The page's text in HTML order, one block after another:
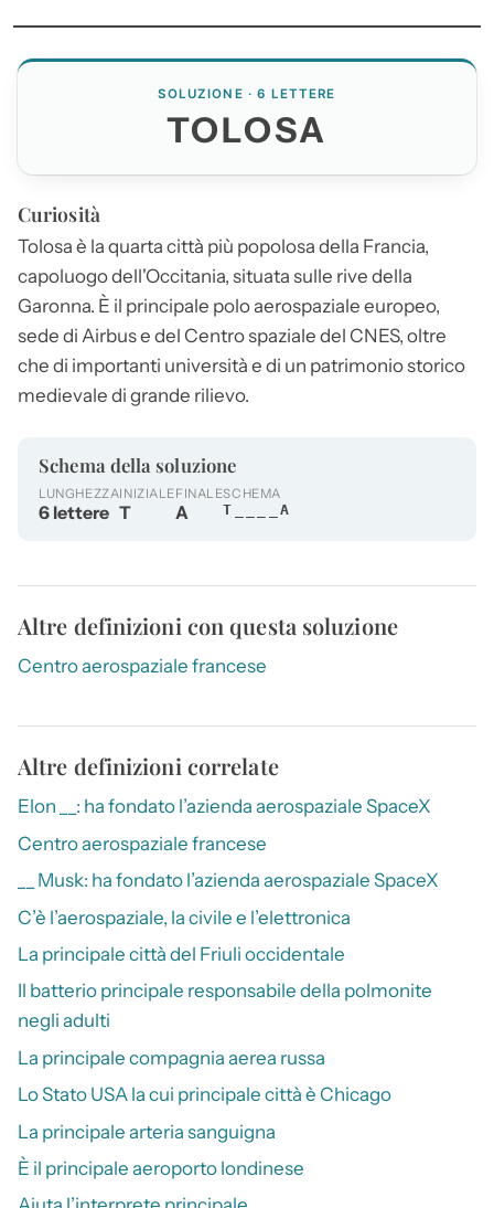
SOLUZIONE · 6 LETTERE
TOLOSA
Curiosità
Tolosa è la quarta città più popolosa della Francia,
capoluogo dell'Occitania, situata sulle rive della
Garonna. È il principale polo aerospaziale europeo,
sede di Airbus e del Centro spaziale del CNES, oltre
che di importanti università e di un patrimonio storico
medievale di grande rilievo.
Schema della soluzione
LUNGHEZZA
6 lettere
INIZIALE
T
FINALE
A
SCHEMA
T____A
Altre definizioni con questa soluzione
Centro aerospaziale francese
Altre definizioni correlate
Elon __: ha fondato l’azienda aerospaziale SpaceX
Centro aerospaziale francese
__ Musk: ha fondato l’azienda aerospaziale SpaceX
C’è l’aerospaziale, la civile e l’elettronica
La principale città del Friuli occidentale
Il batterio principale responsabile della polmonite
negli adulti
La principale compagnia aerea russa
Lo Stato USA la cui principale città è Chicago
La principale arteria sanguigna
È il principale aeroporto londinese